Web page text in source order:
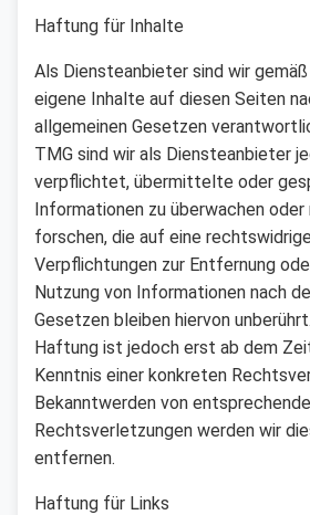
Haftung für Inhalte
Als Diensteanbieter sind wir
eigene Inhalte auf diesen Seiten
allgemeinen Gesetzen
TMG sind wir als Diensteanbieter
verpflichtet, übermittelte oder
Informationen zu überwachen oder
forschen, die auf eine
Verpflichtungen zur Entfernung
Nutzung von Informationen nach
Gesetzen bleiben hiervon
Haftung ist jedoch erst ab dem
Kenntnis einer konkreten
Bekanntwerden von
Rechtsverletzungen werden wir
entfernen.
Haftung für Links